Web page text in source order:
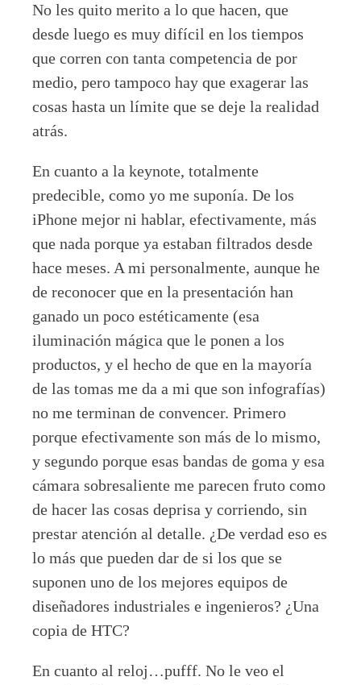
No les quito merito a lo que hacen, que
desde luego es muy difícil en los tiempos
que corren con tanta competencia de por
medio, pero tampoco hay que exagerar las
cosas hasta un límite que se deje la realidad
atrás.
En cuanto a la keynote, totalmente
predecible, como yo me suponía. De los
iPhone mejor ni hablar, efectivamente, más
que nada porque ya estaban filtrados desde
hace meses. A mi personalmente, aunque he
de reconocer que en la presentación han
ganado un poco estéticamente (esa
iluminación mágica que le ponen a los
productos, y el hecho de que en la mayoría
de las tomas me da a mi que son infografías)
no me terminan de convencer. Primero
porque efectivamente son más de lo mismo,
y segundo porque esas bandas de goma y esa
cámara sobresaliente me parecen fruto como
de hacer las cosas deprisa y corriendo, sin
prestar atención al detalle. ¿De verdad eso es
lo más que pueden dar de si los que se
suponen uno de los mejores equipos de
diseñadores industriales e ingenieros? ¿Una
copia de HTC?
En cuanto al reloj…pufff. No le veo el